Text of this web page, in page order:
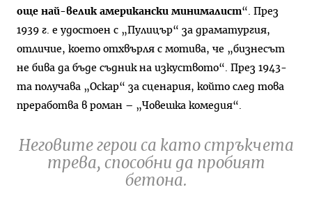
още най-велик американски минималист“. През
1939 г. е удостоен с „Пулицър“ за драматургия,
отличие, което отхвърля с мотива, че „бизнесът
не бива да бъде съдник на изкуството“. През 1943-
та получава „Оскар“ за сценария, който след това
преработва в роман – „Човешка комедия“.
Неговите герои са като стръкчета
трева, способни да пробият
бетона.